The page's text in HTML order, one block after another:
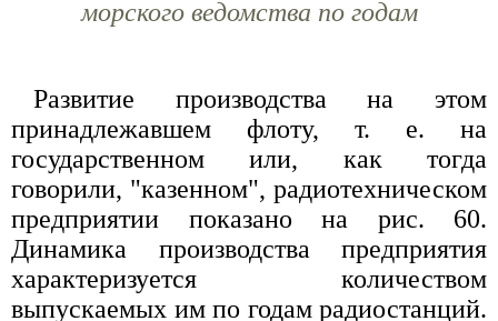
морского ведомства по годам
Развитие производства на этом
принадлежавшем флоту, т. е. на
государственном или, как тогда
говорили, "казенном", радиотехническом
предприятии показано на рис. 60.
Динамика производства предприятия
характеризуется количеством
выпускаемых им по годам радиостанций.